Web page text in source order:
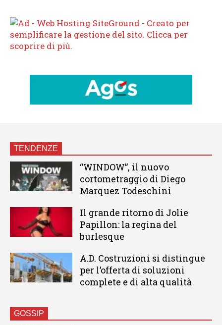
TENDENZE
“WINDOW”, il nuovo
cortometraggio di Diego
Marquez Todeschini
Il grande ritorno di Jolie
Papillon: la regina del
burlesque
A.D. Costruzioni si distingue
per l’offerta di soluzioni
complete e di alta qualità
GOSSIP